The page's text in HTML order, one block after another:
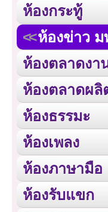
ห้องกระทู้
ห้องข่าว
ห้องตลาดงา
ห้องตลาดผ
ห้องธรรมะ
ห้องเพลง
ห้องภาษามือ
ห้องรับแขก